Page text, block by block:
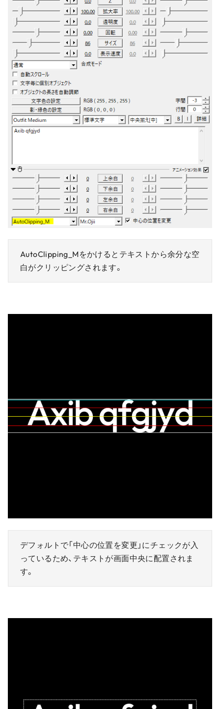
AutoClipping_Mをかけるとテキストから余分な空
白がクリッピングされます。
デフォルトで「中心の位置を変更」にチェックが入
っているため、テキストが画面中央に配置されま
す。